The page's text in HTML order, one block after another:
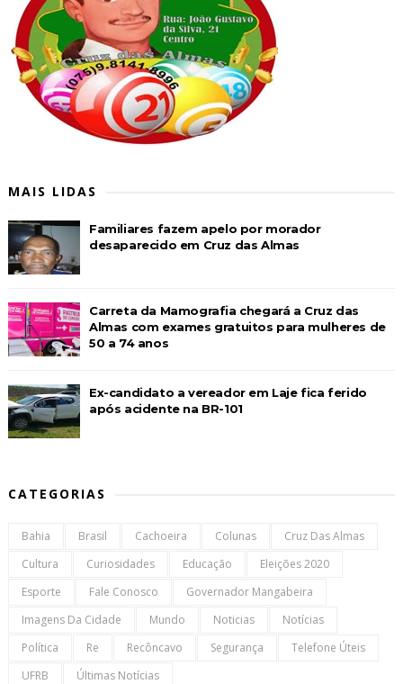
MAIS LIDAS
Familiares fazem apelo por morador
desaparecido em Cruz das Almas
Carreta da Mamografia chegará a Cruz das
Almas com exames gratuitos para mulheres de
50 a 74 anos
Ex-candidato a vereador em Laje fica ferido
após acidente na BR-101
CATEGORIAS
Bahia Brasil Cachoeira Colunas
Cruz Das Almas
Cultura
Curiosidades Educação
Eleições 2020
Esporte
Fale Conosco
Governador Mangabeira
Imagens Da Cidade
Mundo Noticias
Notícias
Política
Re Recôncavo Segurança
Telefone Úteis
UFRB
Últimas Notícias